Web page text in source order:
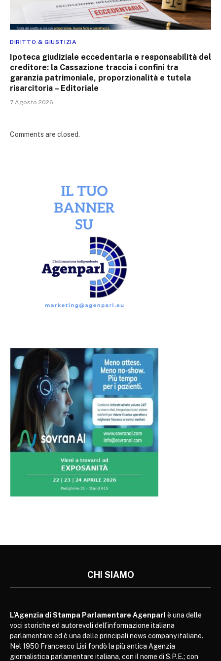
DIRITTO & GIUSTIZIA
Ipoteca giudiziale eccedentaria e responsabilità del
creditore: la Cassazione traccia i confini tra
garanzia patrimoniale, proporzionalità e tutela
risarcitoria – Editoriale
7 Agosto 2026
Comments are closed.
CHI SIAMO
L’Agenzia di Stampa Parlamentare Agenparl è una delle
voci storiche ed autorevoli dell’informazione italiana
parlamentare ed è una delle principali news company italiane.
Nel 1950 Francesco Lisi fondò la più antica Agenzia
giornalistica parlamentare italiana, con il nome di S.P.E.; con